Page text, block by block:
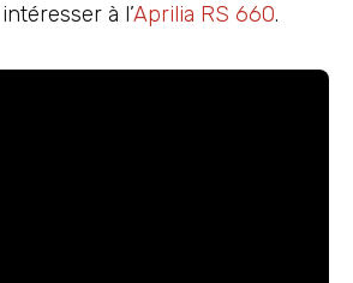
à l’Aprilia RS 660.